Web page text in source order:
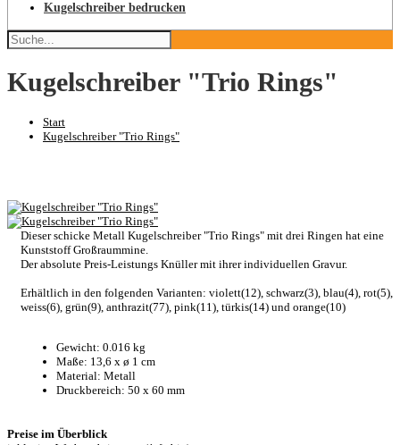
Kugelschreiber bedrucken
Kugelschreiber "Trio Rings"
Start
Kugelschreiber "Trio Rings"
Dieser schicke Metall Kugelschreiber "Trio Rings" mit drei Ringen hat eine
Kunststoff Großraummine.
Der absolute Preis-Leistungs Knüller mit ihrer individuellen Gravur.
Erhältlich in den folgenden Varianten: violett(12), schwarz(3), blau(4), rot(5),
weiss(6), grün(9), anthrazit(77), pink(11), türkis(14) und orange(10)
Gewicht: 0.016 kg
Maße: 13,6 x ø 1 cm
Material: Metall
Druckbereich: 50 x 60 mm
Preise im Überblick